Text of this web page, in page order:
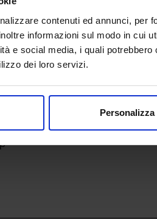
contenuti ed annunci, per
informazioni sul modo in cui
e social media, i quali
dei loro servizi.
Personalizza